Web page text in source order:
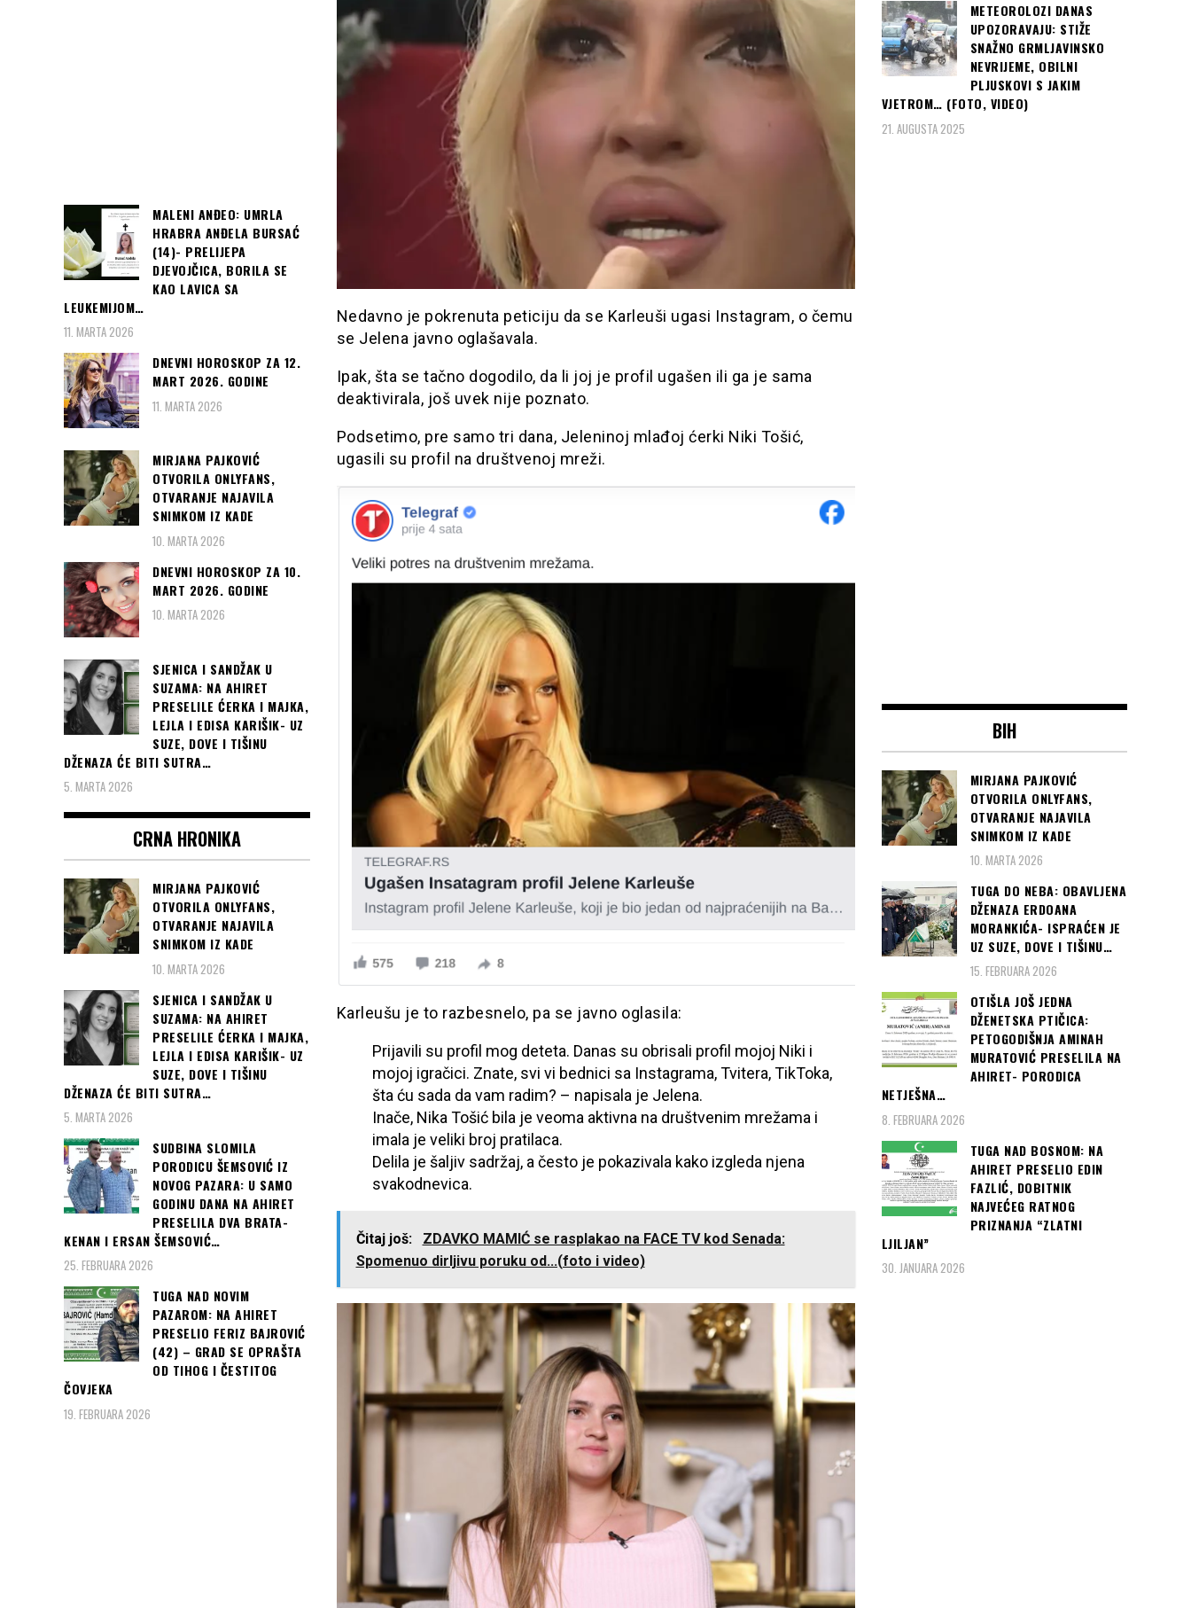
Nedavno je pokrenuta peticiju da se Karleuši ugasi Instagram, o čemu
se Jelena javno oglašavala.
Ipak, šta se tačno dogodilo, da li joj je profil ugašen ili ga je sama
deaktivirala, još uvek nije poznato.
Podsetimo, pre samo tri dana, Jeleninoj mlađoj ćerki Niki Tošić,
ugasili su profil na društvenoj mreži.
Karleušu je to razbesnelo, pa se javno oglasila:
Prijavili su profil mog deteta. Danas su obrisali profil mojoj Niki i
mojoj igračici. Znate, svi vi bednici sa Instagrama, Tvitera, TikToka,
šta ću sada da vam radim? – napisala je Jelena.
Inače, Nika Tošić bila je veoma aktivna na društvenim mrežama i
imala je veliki broj pratilaca.
Delila je šaljiv sadržaj, a često je pokazivala kako izgleda njena
svakodnevica.
Čitaj još:
ZDAVKO MAMIĆ se rasplakao na FACE TV kod Senada:
Spomenuo dirljivu poruku od...(foto i video)
MALENI ANĐEO: UMRLA
HRABRA ANĐELA BURSAĆ
(14)- PRELIJEPA
DJEVOJČICA, BORILA SE
KAO LAVICA SA
LEUKEMIJOM…
11. MARTA 2026
DNEVNI HOROSKOP ZA 12.
MART 2026. GODINE
11. MARTA 2026
MIRJANA PAJKOVIĆ
OTVORILA ONLYFANS,
OTVARANJE NAJAVILA
SNIMKOM IZ KADE
10. MARTA 2026
DNEVNI HOROSKOP ZA 10.
MART 2026. GODINE
10. MARTA 2026
SJENICA I SANDŽAK U
SUZAMA: NA AHIRET
PRESELILE ĆERKA I MAJKA,
LEJLA I EDISA KARIŠIK- UZ
SUZE, DOVE I TIŠINU
DŽENAZA ĆE BITI SUTRA…
5. MARTA 2026
CRNA HRONIKA
MIRJANA PAJKOVIĆ
OTVORILA ONLYFANS,
OTVARANJE NAJAVILA
SNIMKOM IZ KADE
10. MARTA 2026
SJENICA I SANDŽAK U
SUZAMA: NA AHIRET
PRESELILE ĆERKA I MAJKA,
LEJLA I EDISA KARIŠIK- UZ
SUZE, DOVE I TIŠINU
DŽENAZA ĆE BITI SUTRA…
5. MARTA 2026
SUDBINA SLOMILA
PORODICU ŠEMSOVIĆ IZ
NOVOG PAZARA: U SAMO
GODINU DANA NA AHIRET
PRESELILA DVA BRATA-
KENAN I ERSAN ŠEMSOVIĆ…
25. FEBRUARA 2026
TUGA NAD NOVIM
PAZAROM: NA AHIRET
PRESELIO FERIZ BAJROVIĆ
(42) – GRAD SE OPRAŠTA
OD TIHOG I ČESTITOG
ČOVJEKA
19. FEBRUARA 2026
METEOROLOZI DANAS
UPOZORAVAJU: STIŽE
SNAŽNO GRMLJAVINSKO
NEVRIJEME, OBILNI
PLJUSKOVI S JAKIM
VJETROM… (FOTO, VIDEO)
21. AUGUSTA 2025
BIH
MIRJANA PAJKOVIĆ
OTVORILA ONLYFANS,
OTVARANJE NAJAVILA
SNIMKOM IZ KADE
10. MARTA 2026
TUGA DO NEBA: OBAVLJENA
DŽENAZA ERDOANA
MORANKIĆA- ISPRAĆEN JE
UZ SUZE, DOVE I TIŠINU…
15. FEBRUARA 2026
OTIŠLA JOŠ JEDNA
DŽENETSKA PTIČICA:
PETOGODIŠNJA AMINAH
MURATOVIĆ PRESELILA NA
AHIRET- PORODICA
NETJEŠNA…
8. FEBRUARA 2026
TUGA NAD BOSNOM: NA
AHIRET PRESELIO EDIN
FAZLIĆ, DOBITNIK
NAJVEĆEG RATNOG
PRIZNANJA “ZLATNI
LJILJAN”
30. JANUARA 2026